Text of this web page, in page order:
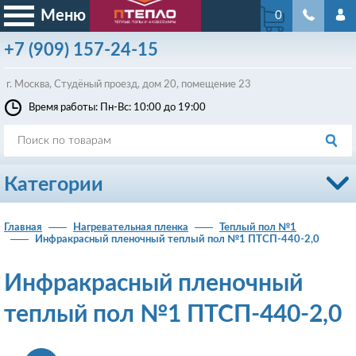
Меню
+7 (909) 157-24-15
г. Москва, Студёный проезд, дом 20, помещение 23
0
Время работы: Пн-Вс: 10:00 до 19:00
Категории
Главная Нагревательная пленка
Теплый пол №1
Инфракрасный пленочный теплый пол №1 ПТСП-440-2,0
Инфракрасный пленочный
теплый пол №1 ПТСП-440-2,0